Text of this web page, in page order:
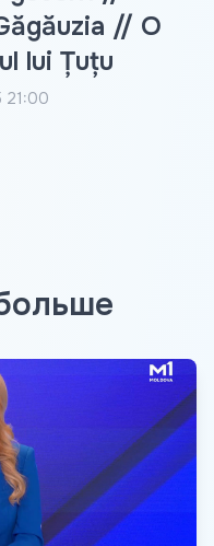
// O
lui Țuțu
21:00